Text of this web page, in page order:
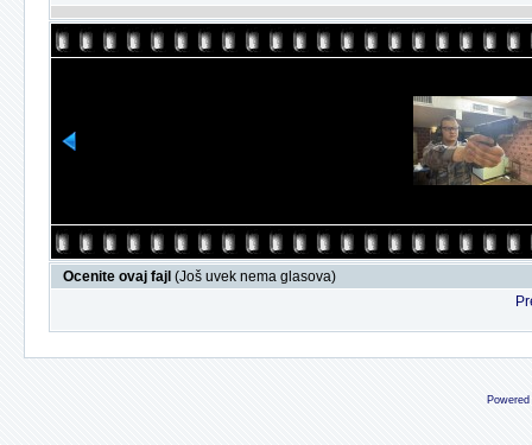
Ocenite ovaj fajl (Još uvek nema glasova)